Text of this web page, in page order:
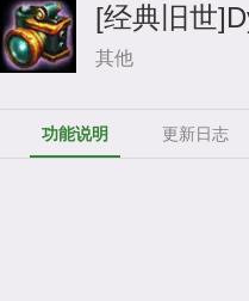
[经典旧世
其他
功能说明 更新日志